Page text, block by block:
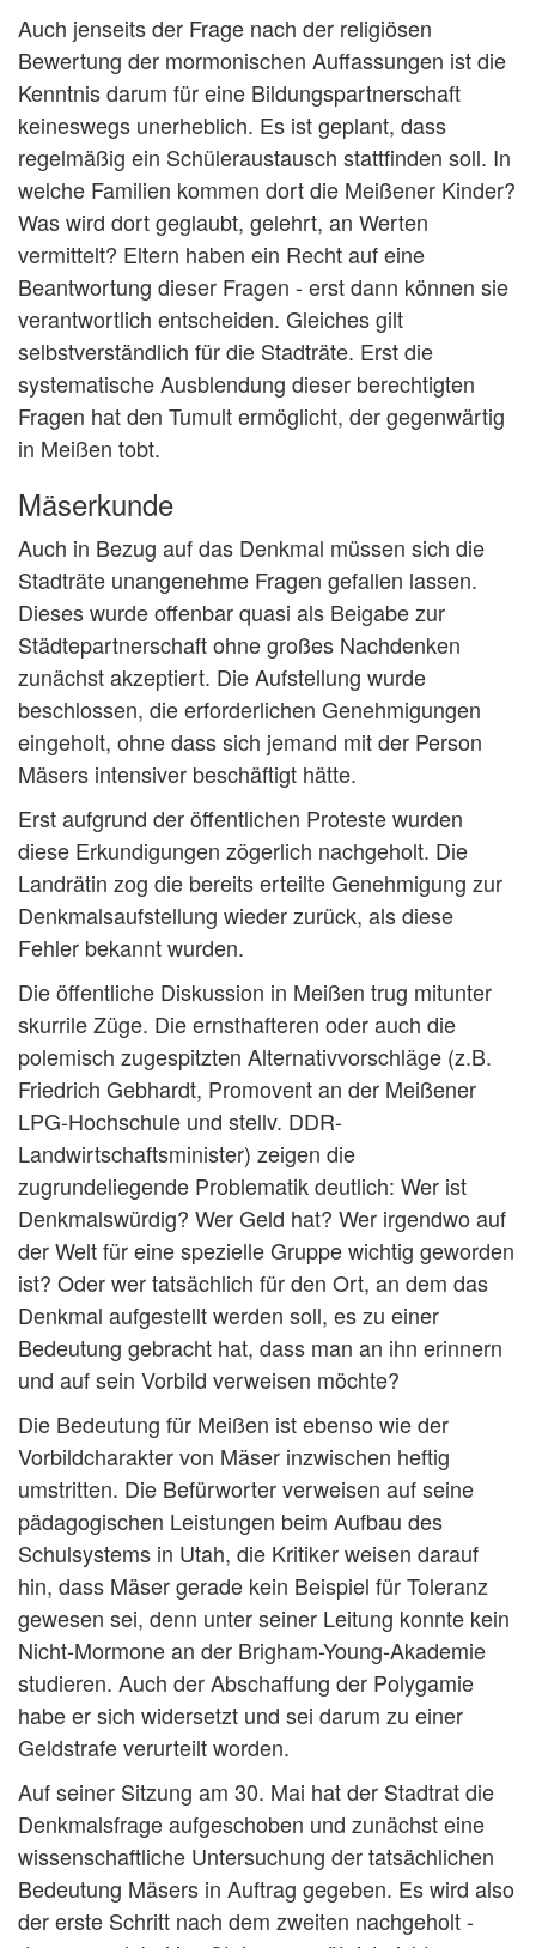
Auch jenseits der Frage nach der religiösen
Bewertung der mormonischen Auffassungen ist die
Kenntnis darum für eine Bildungspartnerschaft
keineswegs unerheblich. Es ist geplant, dass
regelmäßig ein Schüleraustausch stattfinden soll. In
welche Familien kommen dort die Meißener Kinder?
Was wird dort geglaubt, gelehrt, an Werten
vermittelt? Eltern haben ein Recht auf eine
Beantwortung dieser Fragen - erst dann können sie
verantwortlich entscheiden. Gleiches gilt
selbstverständlich für die Stadträte. Erst die
systematische Ausblendung dieser berechtigten
Fragen hat den Tumult ermöglicht, der gegenwärtig
in Meißen tobt.
Mäserkunde
Auch in Bezug auf das Denkmal müssen sich die
Stadträte unangenehme Fragen gefallen lassen.
Dieses wurde offenbar quasi als Beigabe zur
Städtepartnerschaft ohne großes Nachdenken
zunächst akzeptiert. Die Aufstellung wurde
beschlossen, die erforderlichen Genehmigungen
eingeholt, ohne dass sich jemand mit der Person
Mäsers intensiver beschäftigt hätte.
Erst aufgrund der öffentlichen Proteste wurden
diese Erkundigungen zögerlich nachgeholt. Die
Landrätin zog die bereits erteilte Genehmigung zur
Denkmalsaufstellung wieder zurück, als diese
Fehler bekannt wurden.
Die öffentliche Diskussion in Meißen trug mitunter
skurrile Züge. Die ernsthafteren oder auch die
polemisch zugespitzten Alternativvorschläge (z.B.
Friedrich Gebhardt, Promovent an der Meißener
LPG-Hochschule und stellv. DDR-
Landwirtschaftsminister) zeigen die
zugrundeliegende Problematik deutlich: Wer ist
Denkmalswürdig? Wer Geld hat? Wer irgendwo auf
der Welt für eine spezielle Gruppe wichtig geworden
ist? Oder wer tatsächlich für den Ort, an dem das
Denkmal aufgestellt werden soll, es zu einer
Bedeutung gebracht hat, dass man an ihn erinnern
und auf sein Vorbild verweisen möchte?
Die Bedeutung für Meißen ist ebenso wie der
Vorbildcharakter von Mäser inzwischen heftig
umstritten. Die Befürworter verweisen auf seine
pädagogischen Leistungen beim Aufbau des
Schulsystems in Utah, die Kritiker weisen darauf
hin, dass Mäser gerade kein Beispiel für Toleranz
gewesen sei, denn unter seiner Leitung konnte kein
Nicht-Mormone an der Brigham-Young-Akademie
studieren. Auch der Abschaffung der Polygamie
habe er sich widersetzt und sei darum zu einer
Geldstrafe verurteilt worden.
Auf seiner Sitzung am 30. Mai hat der Stadtrat die
Denkmalsfrage aufgeschoben und zunächst eine
wissenschaftliche Untersuchung der tatsächlichen
Bedeutung Mäsers in Auftrag gegeben. Es wird also
der erste Schritt nach dem zweiten nachgeholt -